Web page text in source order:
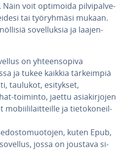
Näin voit optimoida pil­vi­pal­ve­
tai työ­ryh­mä­si mukaan.
so­vel­luk­sia ja laa­jen­
on yh­teen­so­pi­va
ja tukee kaikkia tär­keim­piä
taulukot, esitykset,
toiminto, jaettu asia­kir­jo­jen
mo­bii­li­lait­teil­le ja tie­to­ko­neil­
kuten Epub,
jossa on joustava si­